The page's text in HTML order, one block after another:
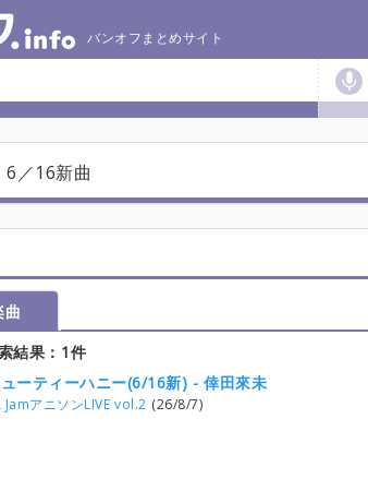
バンオフまとめサイト
6／16新曲
曲
結果：1件
ーティーハニー(6/16新) - 倖田來未
JamアニソンLIVE vol.2 (26/8/7)